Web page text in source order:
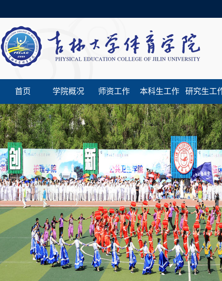
首页 学院概况 师资工作 本科生工作 研究生工